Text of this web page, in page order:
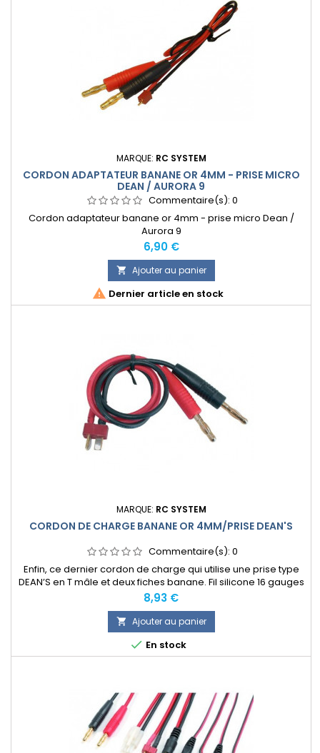
MARQUE: RC SYSTEM
CORDON ADAPTATEUR BANANE OR 4MM - PRISE MICRO
DEAN / AURORA 9
Commentaire(s): 0
Cordon adaptateur banane or 4mm - prise micro Dean /
Aurora 9
Prix
6,90 €
 Ajouter au panier
 Dernier article en stock
MARQUE: RC SYSTEM
CORDON DE CHARGE BANANE OR 4MM/PRISE DEAN'S
Commentaire(s): 0
Enfin, ce dernier cordon de charge qui utilise une prise type
DEAN’S en T mâle et deux fiches banane. Fil silicone 16 gauges
de 40cm de long. Se branche sur les chargeurs (vendus
séparément) avec sorties prises banane femelles.
Prix
8,93 €
 Ajouter au panier
 En stock